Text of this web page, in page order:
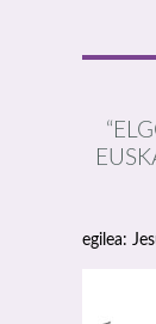
egilea: